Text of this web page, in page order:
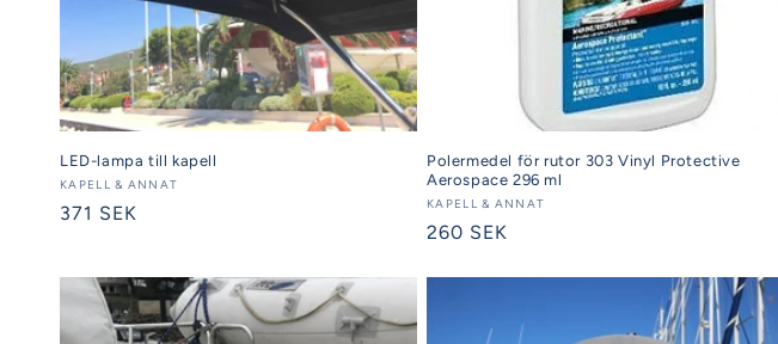
LED-lampa till kapell
Säljare:
KAPELL & ANNAT
Ordinarie
371 SEK
Polermedel för rutor 303 Vinyl Protective
Aerospace 296 ml
Säljare:
KAPELL & ANNAT
Ordinarie
260 SEK